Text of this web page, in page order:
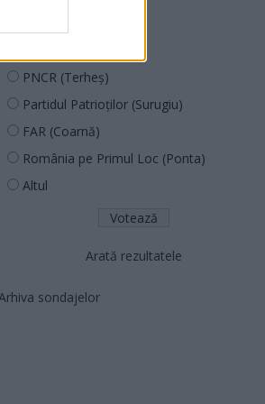
PNCR (Terheș)
Partidul Patrioților (Surugiu)
FAR (Coarnă)
România pe Primul Loc (Ponta)
Altul
Arată rezultatele
sondajelor